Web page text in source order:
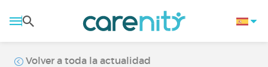
Volver a toda la actualidad